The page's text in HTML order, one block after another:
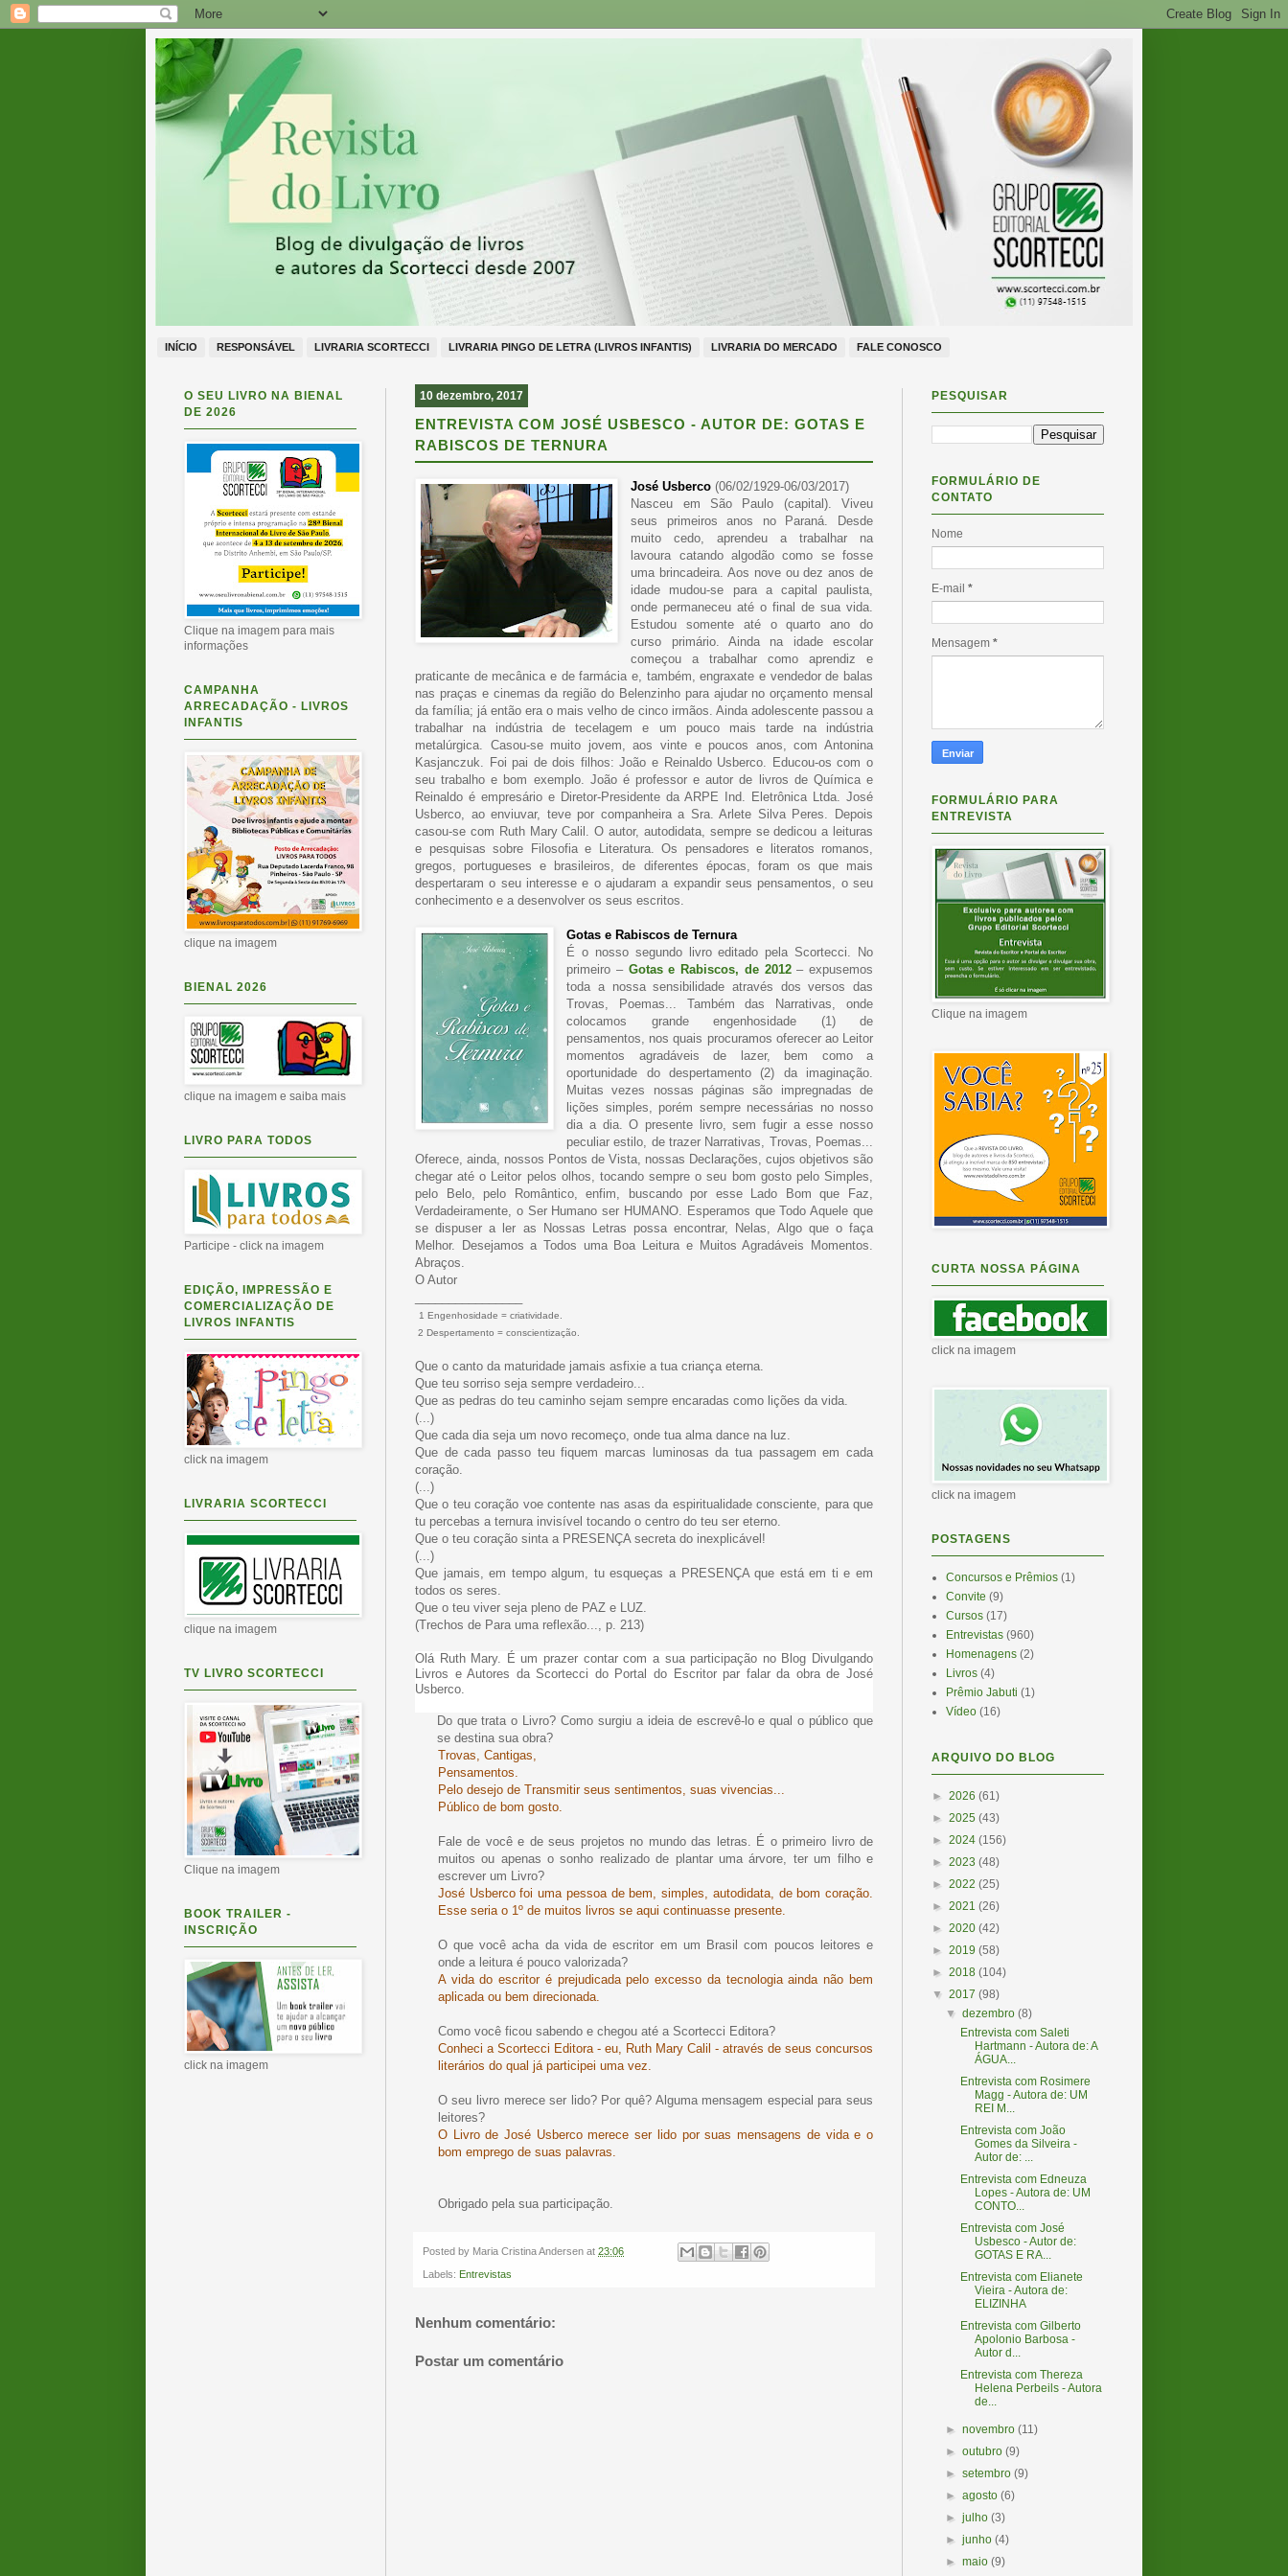
INÍCIO RESPONSÁVEL LIVRARIA SCORTECCI LIVRARIA PINGO DE LETRA (LIVROS INFANTIS) LIVRARIA DO MERCADO FALE CONOSCO
10 dezembro, 2017
ENTREVISTA COM JOSÉ USBESCO - AUTOR DE: GOTAS E
RABISCOS DE TERNURA
José Usberco (06/02/1929-06/03/2017)
Nasceu em São Paulo (capital). Viveu
seus primeiros anos no Paraná. Desde
muito cedo, aprendeu a trabalhar na
lavoura catando algodão como se fosse
uma brincadeira. Aos nove ou dez anos de
idade mudou-se para a capital paulista,
onde permaneceu até o final de sua vida.
Estudou somente até o quarto ano do
curso primário. Ainda na idade escolar
começou a trabalhar como aprendiz e
praticante de mecânica e de farmácia e, também, engraxate e vendedor de balas
nas praças e cinemas da região do Belenzinho para ajudar no orçamento mensal
da família; já então era o mais velho de cinco irmãos. Ainda adolescente passou a
trabalhar na indústria de tecelagem e um pouco mais tarde na indústria
metalúrgica. Casou-se muito jovem, aos vinte e poucos anos, com Antonina
Kasjanczuk. Foi pai de dois filhos: João e Reinaldo Usberco. Educou-os com o
seu trabalho e bom exemplo. João é professor e autor de livros de Química e
Reinaldo é empresário e Diretor-Presidente da ARPE Ind. Eletrônica Ltda. José
Usberco, ao enviuvar, teve por companheira a Sra. Arlete Silva Peres. Depois
casou-se com Ruth Mary Calil. O autor, autodidata, sempre se dedicou a leituras
e pesquisas sobre Filosofia e Literatura. Os pensadores e literatos romanos,
gregos, portugueses e brasileiros, de diferentes épocas, foram os que mais
despertaram o seu interesse e o ajudaram a expandir seus pensamentos, o seu
conhecimento e a desenvolver os seus escritos.
Gotas e Rabiscos de Ternura
É o nosso segundo livro editado pela Scortecci. No
primeiro – Gotas e Rabiscos, de 2012– expusemos
toda a nossa sensibilidade através dos versos das
Trovas, Poemas... Também das Narrativas, onde
colocamos grande engenhosidade (1) de
pensamentos, nos quais procuramos oferecer ao Leitor
momentos agradáveis de lazer, bem como a
oportunidade do despertamento (2) da imaginação.
Muitas vezes nossas páginas são impregnadas de
lições simples, porém sempre necessárias no nosso
dia a dia. O presente livro, sem fugir a esse nosso
peculiar estilo, de trazer Narrativas, Trovas, Poemas...
Oferece, ainda, nossos Pontos de Vista, nossas Declarações, cujos objetivos são
chegar até o Leitor pelos olhos, tocando sempre o seu bom gosto pelo Simples,
pelo Belo, pelo Romântico, enfim, buscando por esse Lado Bom que Faz,
Verdadeiramente, o Ser Humano ser HUMANO. Esperamos que Todo Aquele que
se dispuser a ler as Nossas Letras possa encontrar, Nelas, Algo que o faça
Melhor. Desejamos a Todos uma Boa Leitura e Muitos Agradáveis Momentos.
Abraços.
O Autor
1 Engenhosidade = criatividade.
2 Despertamento = conscientização.
Que o canto da maturidade jamais asfixie a tua criança eterna.
Que teu sorriso seja sempre verdadeiro...
Que as pedras do teu caminho sejam sempre encaradas como lições da vida.
(...)
Que cada dia seja um novo recomeço, onde tua alma dance na luz.
Que de cada passo teu fiquem marcas luminosas da tua passagem em cada
coração.
(...)
Que o teu coração voe contente nas asas da espiritualidade consciente, para que
tu percebas a ternura invisível tocando o centro do teu ser eterno.
Que o teu coração sinta a PRESENÇA secreta do inexplicável!
(...)
Que jamais, em tempo algum, tu esqueças a PRESENÇA que está em ti e em
todos os seres.
Que o teu viver seja pleno de PAZ e LUZ.
(Trechos de Para uma reflexão..., p. 213)
Olá Ruth Mary. É um prazer contar com a sua participação no Blog Divulgando
Livros e Autores da Scortecci do Portal do Escritor par falar da obra de José
Usberco.
Do que trata o Livro? Como surgiu a ideia de escrevê-lo e qual o público que
se destina sua obra?
Trovas, Cantigas,
Pensamentos.
Pelo desejo de Transmitir seus sentimentos, suas vivencias...
Público de bom gosto.
Fale de você e de seus projetos no mundo das letras. É o primeiro livro de
muitos ou apenas o sonho realizado de plantar uma árvore, ter um filho e
escrever um Livro?
José Usberco foi uma pessoa de bem, simples, autodidata, de bom coração.
Esse seria o 1º de muitos livros se aqui continuasse presente.
O que você acha da vida de escritor em um Brasil com poucos leitores e
onde a leitura é pouco valorizada?
A vida do escritor é prejudicada pelo excesso da tecnologia ainda não bem
aplicada ou bem direcionada.
Como você ficou sabendo e chegou até a Scortecci Editora?
Conheci a Scortecci Editora - eu, Ruth Mary Calil - através de seus concursos
literários do qual já participei uma vez.
O seu livro merece ser lido? Por quê? Alguma mensagem especial para seus
leitores?
O Livro de José Usberco merece ser lido por suas mensagens de vida e o
bom emprego de suas palavras.
Obrigado pela sua participação.
Posted by Maria Cristina Andersen at 23:06
Labels: Entrevistas
Nenhum comentário:
Postar um comentário
O SEU LIVRO NA BIENAL
DE 2026
Clique na imagem para mais
informações
CAMPANHA
ARRECADAÇÃO - LIVROS
INFANTIS
clique na imagem
BIENAL 2026
clique na imagem e saiba mais
LIVRO PARA TODOS
Participe - click na imagem
EDIÇÃO, IMPRESSÃO E
COMERCIALIZAÇÃO DE
LIVROS INFANTIS
click na imagem
LIVRARIA SCORTECCI
clique na imagem
TV LIVRO SCORTECCI
Clique na imagem
BOOK TRAILER -
INSCRIÇÃO
click na imagem
PESQUISAR
FORMULÁRIO DE
CONTATO
Nome
E-mail *
Mensagem *
FORMULÁRIO PARA
ENTREVISTA
Clique na imagem
CURTA NOSSA PÁGINA
click na imagem
click na imagem
POSTAGENS
Concursos e Prêmios (1)
Convite (9)
Cursos (17)
Entrevistas (960)
Homenagens (2)
Livros (4)
Prêmio Jabuti (1)
Vídeo (16)
ARQUIVO DO BLOG
► 2026 (61)
► 2025 (43)
► 2024 (156)
► 2023 (48)
► 2022 (25)
► 2021 (26)
► 2020 (42)
► 2019 (58)
► 2018 (104)
▼ 2017 (98)
▼dezembro(8)
Entrevista com Saleti
Hartmann - Autora de: A
ÁGUA...
Entrevista com Rosimere
Magg - Autora de: UM
REI M...
Entrevista com João
Gomes da Silveira -
Autor de: ...
Entrevista com Edneuza
Lopes - Autora de: UM
CONTO...
Entrevista com José
Usbesco - Autor de:
GOTAS E RA...
Entrevista com Elianete
Vieira - Autora de:
ELIZINHA
Entrevista com Gilberto
Apolonio Barbosa -
Autor d...
Entrevista com Thereza
Helena Perbeils - Autora
de...
►novembro(11)
►outubro(9)
►setembro(9)
►agosto(6)
►julho(3)
►junho(4)
►maio(9)